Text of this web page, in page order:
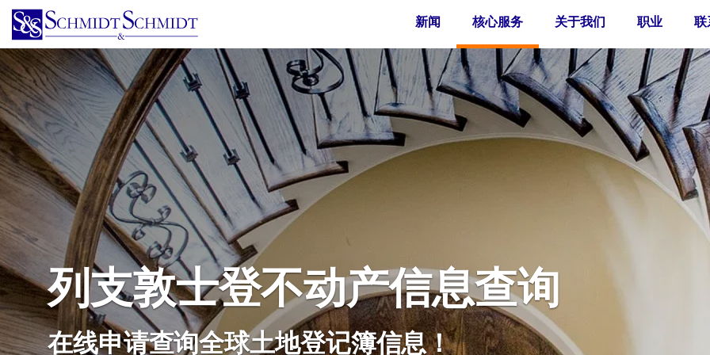
跳
到
主
要
内
容
新闻 核心服务 关于我们 职业 联
列支敦士登不动产信息查询
在线申请查询全球土地登记簿信息！